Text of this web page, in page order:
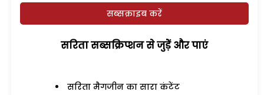
सब्सक्राइब करें
सरिता सब्सक्रिप्शन से जुड़ेें और पाएं
सरिता मैगजीन का सारा कंटेंट